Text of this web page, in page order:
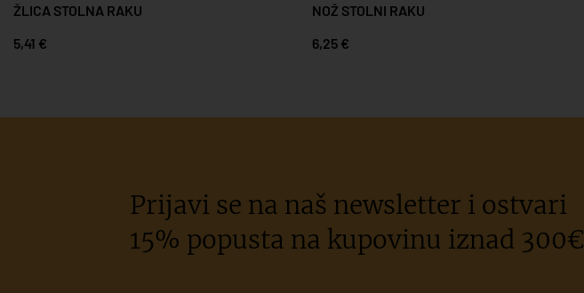
ŽLICA STOLNA RAKU
5,41 €
NOŽ STOLNI RAKU
6,25 €
Prijavi se na naš newsletter i ostvari
15% popusta na kupovinu iznad 300€